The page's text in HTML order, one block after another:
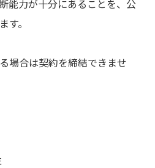
能力が十分にあることを、公
す。
場合は契約を締結できませ